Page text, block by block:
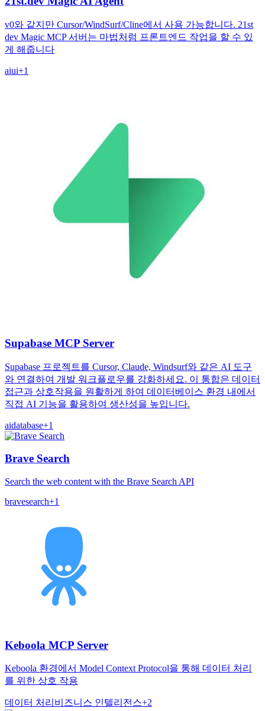
v0와 같지만 Cursor/WindSurf/Cline에서 사용 가능합니다. 21st
dev Magic MCP 서버는 마법처럼 프론트엔드 작업을 할 수 있
게 해줍니다
aiui+1
Supabase MCP Server
Supabase 프로젝트를 Cursor, Claude, Windsurf와 같은 AI 도구
와 연결하여 개발 워크플로우를 강화하세요. 이 통합은 데이터
접근과 상호작용을 원활하게 하여 데이터베이스 환경 내에서
직접 AI 기능을 활용하여 생산성을 높입니다.
aidatabase+1
Brave Search
Search the web content with the Brave Search API
bravesearch+1
Keboola MCP Server
Keboola 환경에서 Model Context Protocol을 통해 데이터 처리
를 위한 상호 작용
데이터 처리 비즈니스 인텔리전스+2